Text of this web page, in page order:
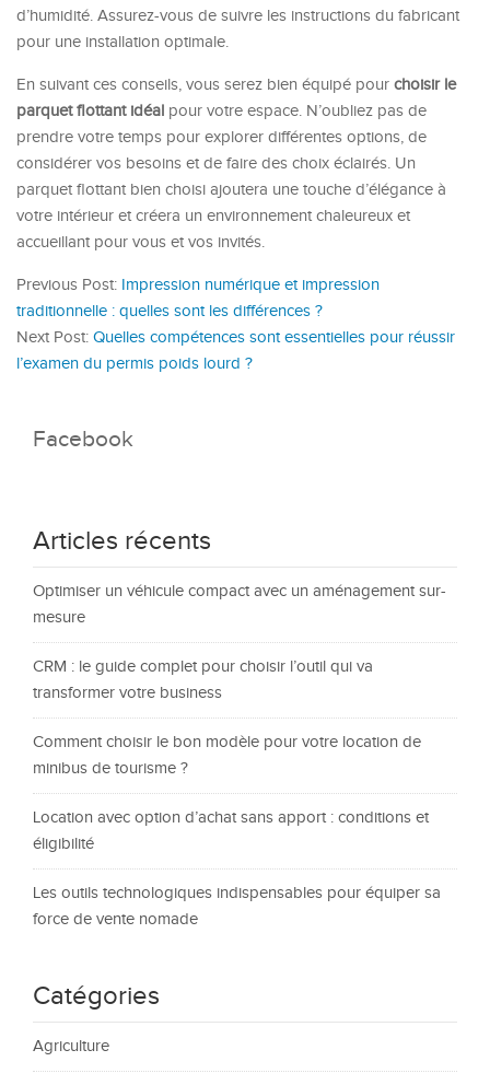
d’humidité. Assurez-vous de suivre les instructions du fabricant
pour une installation optimale.
En suivant ces conseils, vous serez bien équipé pour choisir le
parquet flottant idéal pour votre espace. N’oubliez pas de
prendre votre temps pour explorer différentes options, de
considérer vos besoins et de faire des choix éclairés. Un
parquet flottant bien choisi ajoutera une touche d’élégance à
votre intérieur et créera un environnement chaleureux et
accueillant pour vous et vos invités.
Previous Post: Impression numérique et impression
traditionnelle : quelles sont les différences ?
Next Post: Quelles compétences sont essentielles pour réussir
l’examen du permis poids lourd ?
Facebook
Articles récents
Optimiser un véhicule compact avec un aménagement sur-
mesure
CRM : le guide complet pour choisir l’outil qui va
transformer votre business
Comment choisir le bon modèle pour votre location de
minibus de tourisme ?
Location avec option d’achat sans apport : conditions et
éligibilité
Les outils technologiques indispensables pour équiper sa
force de vente nomade
Catégories
Agriculture